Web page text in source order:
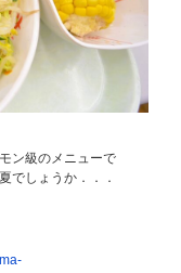
ン級のメニューで
でしょうか．．．